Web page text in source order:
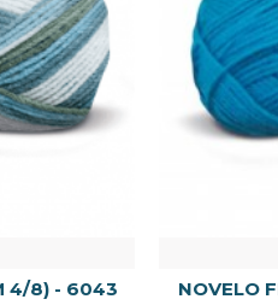
4/8) - 6043 NOVELO